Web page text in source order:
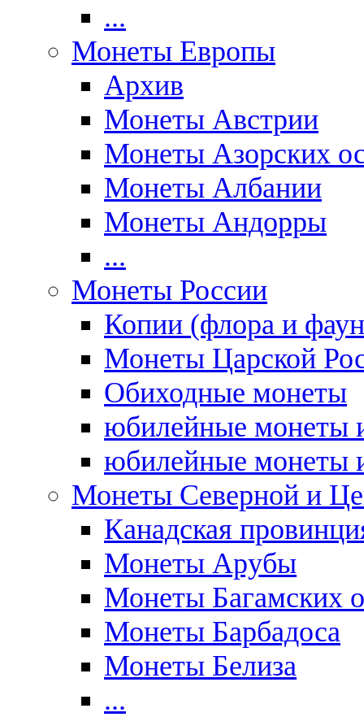
...
Монеты Европы
Архив
Монеты Австрии
Монеты Азорских
Монеты Албании
Монеты Андорры
...
Монеты России
Копии (флора и
Монеты Царской
Обиходные монеты
юбилейные монеты
юбилейные монеты
Монеты Северной и
Канадская
Монеты Арубы
Монеты Багамских
Монеты Барбадоса
Монеты Белиза
...